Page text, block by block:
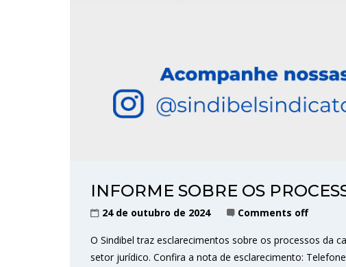
INFORME SOBRE OS
24 de outubro de 2024 Comments off
O Sindibel traz esclarecimentos sobre os processos da
setor jurídico. Confira a nota de esclarecimento: